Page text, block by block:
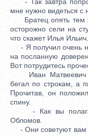
мне нужно видеться с
Братец опять тем
осторожно сели на
что скажет Илья Ильич.
- Я получил очень
на посланную
Вот потрудитесь
Иван Матвеевич
бегал по строкам, а
Прочитав, он
спину.
- Как вы
Обломов.
- Они советуют вам